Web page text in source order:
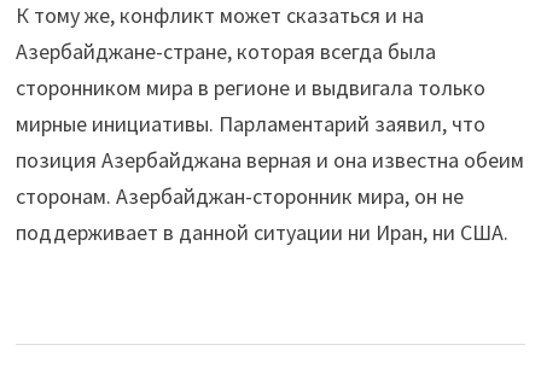
К тому же, конфликт может сказаться и на
Азербайджане-стране, которая всегда была
сторонником мира в регионе и выдвигала только
мирные инициативы. Парламентарий заявил, что
позиция Азербайджана верная и она известна обеим
сторонам. Азербайджан-сторонник мира, он не
поддерживает в данной ситуации ни Иран, ни США.